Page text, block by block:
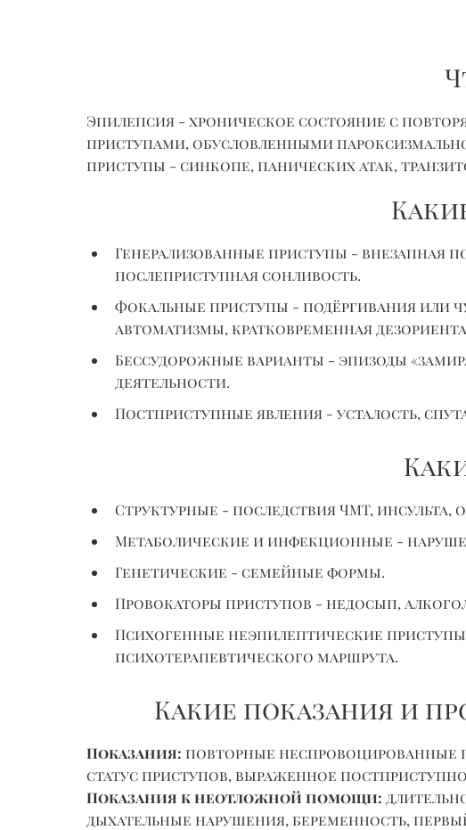
Эпилепсия - хроническое состояние с
приступами, обусловленными
приступы - синкопе, панических атак,
Генерализованные приступы - внезапная
послеприступная сонливость.
Фокальные приступы - подёргивания или
автоматизмы, кратковременная
Бессудорожные варианты - эпизоды
деятельности.
Постприступные явления - усталость,
Структурные - последствия ЧМТ,
Метаболические и инфекционные -
Генетические - семейные формы.
Провокаторы приступов - недосып,
Психогенные неэпилептические
психотерапевтического маршрута.
Какие показания и
Показания: повторные неспровоцированные
статус приступов, выраженное
Показания к неотложной помощи:
дыхательные нарушения, беременность,